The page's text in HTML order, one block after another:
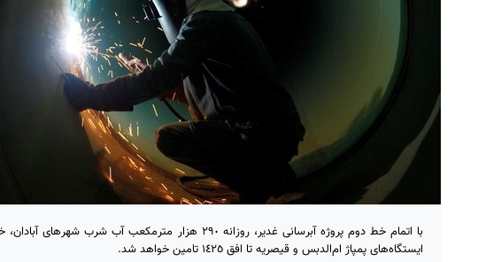
با اتمام خط دوم پروژه آبرسانی غدیر، روزانه ٢٩٠ هزار مترمکعب آب شرب
ایستگاه‌های پمپاژ ام‌الدبس و قیصریه تا افق ١٤٢٥ تامین خواهد شد.